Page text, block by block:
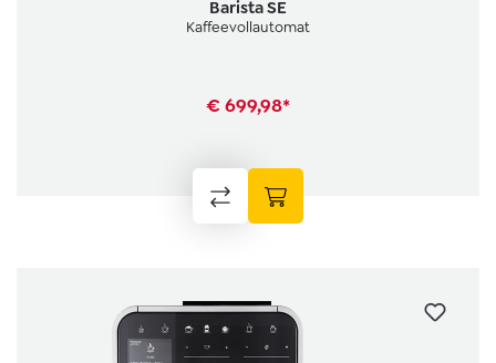
Barista SE
Kaffeevollautomat
€ 699,98*